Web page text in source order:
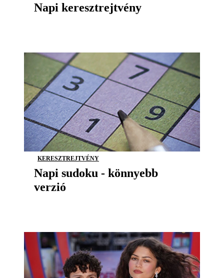
Napi keresztrejtvény
KERESZTREJTVÉNY
Napi sudoku - könnyebb
verzió